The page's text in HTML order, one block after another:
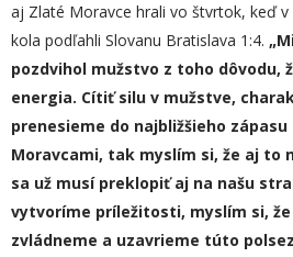
aj Zlaté Moravce hrali vo štvrtok, keď
kola podľahli Slovanu Bratislava 1:4. „
pozdvihol mužstvo z toho dôvodu,
energia. Cítiť silu v mužstve,
prenesieme do najbližšieho
Moravcami, tak myslím si, že aj to
sa už musí preklopiť aj na našu
vytvoríme príležitosti, myslím si, že
zvládneme a uzavrieme túto